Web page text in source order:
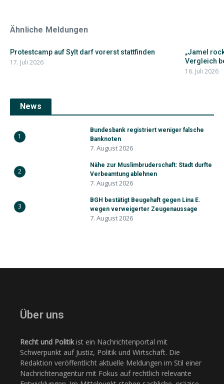
Ähnliche Meldungen
Protestcamp auf Sylt darf vorerst stattfinden
17. Juli 2026
„Jamel
Vergleich
16. Juli 2026
News
1
Bundesbank registriert weniger falsche
Banknoten
7. August 2026
2
Nähe zur Muslimbruderschaft: Stadt durfte
Verbeamtung ablehnen
7. August 2026
3
BGH bestätigt Beugehaft gegen Lina E.
wegen verweigerter Zeugenaussage
7. August 2026
Über uns
Recht und Politikist ein Nachrichtenportal mit
Schwerpunkt auf Justiz, Politik und Wirtschaft. Die
Redaktion veröffentlicht aktuelle Meldungen im Stil einer
Nachrichtenagentur mit Fokus auf rechtlich relevante